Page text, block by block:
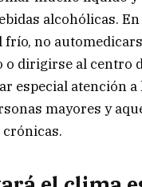
alcohólicas.
frío, no
o dirigirse al centro
especial atención
mayores y
crónicas.